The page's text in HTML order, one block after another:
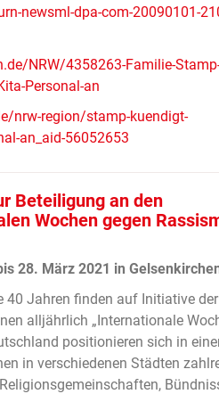
newsml-dpa-com-20090101-
NRW/4358263-Familie-
Personal-an
nrw-region/stamp-kuendigt-
an_aid-56052653
Beteiligung an den
Wochen gegen
28. März 2021 in
40 Jahren finden auf Initiative der
alljährlich „Internationale
positionieren sich in
in verschiedenen Städten